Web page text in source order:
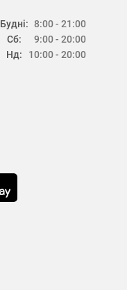
Будні:
Сб:
Нд:
8:00 - 21:00
9:00 - 20:00
10:00 - 20:00